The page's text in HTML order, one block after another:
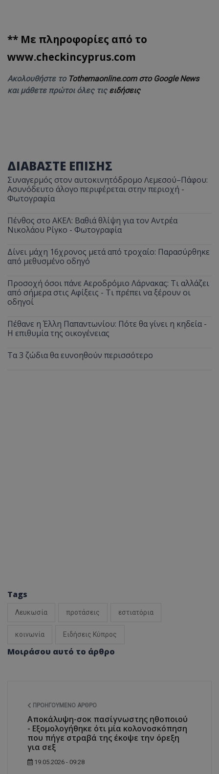
** Με πληροφορίες από το
www.checkincyprus.com
Ακολουθήστε το Tothemaonline.com στο Google News
και μάθετε πρώτοι όλες τις ειδήσεις
ΔΙΑΒΑΣΤΕ ΕΠΙΣΗΣ
Συναγερμός στον αυτοκινητόδρομο Λεμεσού–Πάφου:
Ασυνόδευτο άλογο περιφέρεται στην περιοχή -
Φωτογραφία
Πένθος στο ΑΚΕΛ: Βαθιά θλίψη για τον Αντρέα
Νικολάου Ρίγκο - Φωτογραφία
Δίνει μάχη 16χρονος μετά από τροχαίο: Παρασύρθηκε
από μεθυσμένο οδηγό
Προσοχή όσοι πάνε Αεροδρόμιο Λάρνακας: Τι αλλάζει
από σήμερα στις Αφίξεις - Τι πρέπει να ξέρουν οι
οδηγοί
Πέθανε η Έλλη Παπαντωνίου: Πότε θα γίνει η κηδεία -
Η επιθυμία της οικογένειας
Τα 3 ζώδια θα ευνοηθούν περισσότερο
Tags
Λευκωσία προτάσεις εστιατόρια
κοινωνία Ειδήσεις Κύπρος
Μοιράσου αυτό το άρθρο
ΠΡΟΗΓΟΎΜΕΝΟ ΆΡΘΡΟ
Αποκάλυψη-σοκ πασίγνωστης ηθοποιού
- Εξομολογήθηκε ότι μία κολονοσκόπηση
που πήγε στραβά της έκοψε την όρεξη
για σεξ
19.05.2026 - 09:28